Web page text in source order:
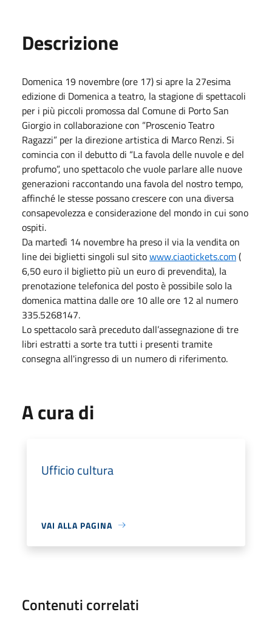
Descrizione
Domenica 19 novembre (ore 17) si apre la 27esima
edizione di Domenica a teatro, la stagione di spettacoli
per i più piccoli promossa dal Comune di Porto San
Giorgio in collaborazione con ”Proscenio Teatro
Ragazzi” per la direzione artistica di Marco Renzi. Si
comincia con il debutto di “La favola delle nuvole e del
profumo”, uno spettacolo che vuole parlare alle nuove
generazioni raccontando una favola del nostro tempo,
affinché le stesse possano crescere con una diversa
consapevolezza e considerazione del mondo in cui sono
ospiti.
Da martedì 14 novembre ha preso il via la vendita on
line dei biglietti singoli sul sitowww.ciaotickets.com(
6,50 euro il biglietto più un euro di prevendita), la
prenotazione telefonica del posto è possibile solo la
domenica mattina dalle ore 10 alle ore 12 al numero
335.5268147.
Lo spettacolo sarà preceduto dall’assegnazione di tre
libri estratti a sorte tra tutti i presenti tramite
consegna all'ingresso di un numero di riferimento.
A cura di
Ufficio cultura
VAI ALLA PAGINA
Contenuti correlati